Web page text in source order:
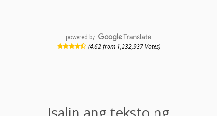
powered by
(4.62 from 1,232,937 Votes)
Isalin ang teksto ng